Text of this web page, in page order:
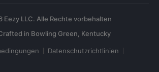
Eezy LLC. Alle Rechte vorbehalten
Datenschutzrichtlinien